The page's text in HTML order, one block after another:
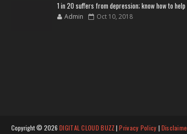
1 in 20 suffers from depression; know how to help
Admin Oct 10, 2018
Copyright © 2026 DIGITAL CLOUD BUZZ|Privacy Policy |